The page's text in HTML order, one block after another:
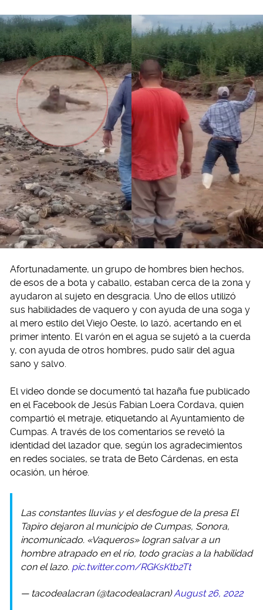
Afortunadamente, un grupo de hombres bien hechos,
de esos de a bota y caballo, estaban cerca de la zona y
ayudaron al sujeto en desgracia. Uno de ellos utilizó
sus habilidades de vaquero y con ayuda de una soga y
al mero estilo del Viejo Oeste, lo lazó, acertando en el
primer intento. El varón en el agua se sujetó a la cuerda
y, con ayuda de otros hombres, pudo salir del agua
sano y salvo.
El video donde se documentó tal hazaña fue publicado
en el Facebook de Jesús Fabian Loera Cordava, quien
compartió el metraje, etiquetando al Ayuntamiento de
Cumpas. A través de los comentarios se reveló la
identidad del lazador que, según los agradecimientos
en redes sociales, se trata de Beto Cárdenas, en esta
ocasión, un héroe.
Las constantes lluvias y el desfogue de la presa El
Tapiro dejaron al municipio de Cumpas, Sonora,
incomunicado. «Vaqueros» logran salvar a un
hombre atrapado en el río, todo gracias a la habilidad
con el lazo. pic.twitter.com/RGKsKtb2Tt
— tacodealacran (@tacodealacran)August 26, 2022